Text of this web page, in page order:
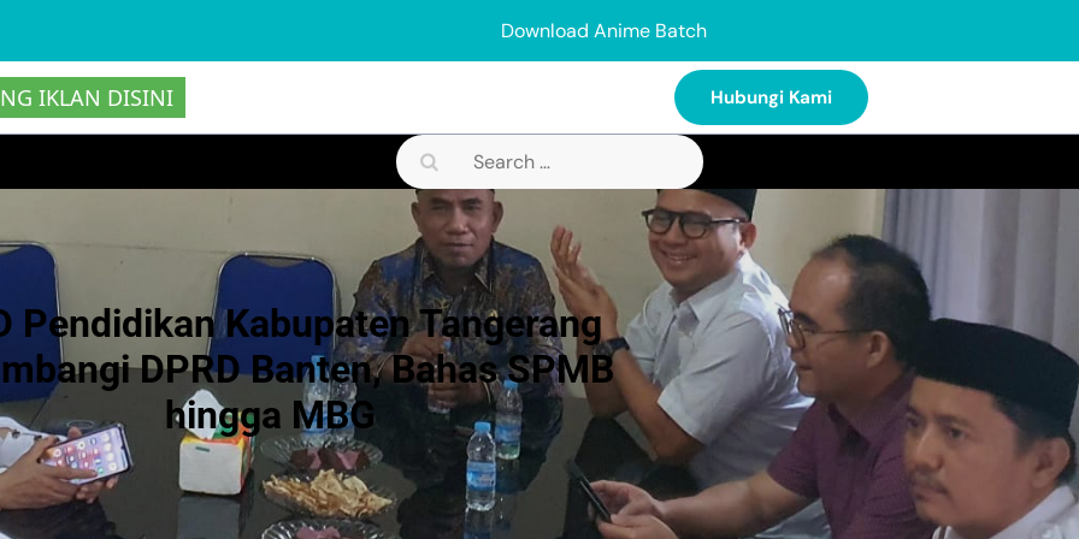
Download Anime Batch
IKLAN DISINI Hubungi Kami
Search
for:
Pendidikan Kabupaten Tangerang
DPRD Banten, Bahas SPMB
hingga MBG